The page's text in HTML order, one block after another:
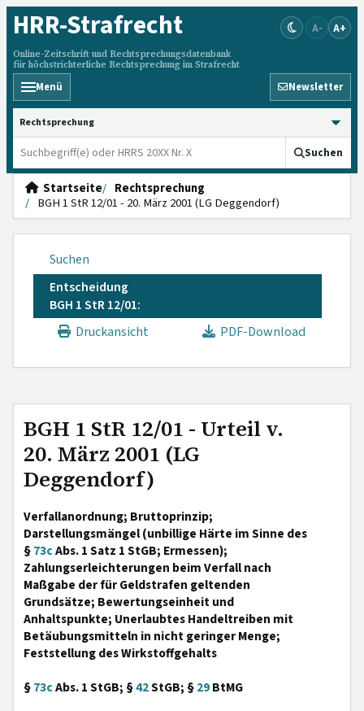
HRR-Strafrecht
Online-Zeitschrift und Rechtsprechungsdatenbank
für höchstrichterliche Rechtsprechung im Strafrecht
A- A+
Menü Newsletter
HRRS durchsuchen
Suchen
Startseite
Rechtsprechung
BGH 1 StR 12/01 - 20. März 2001 (LG Deggendorf)
Suchen
Entscheidung
BGH 1 StR 12/01:
Druckansicht
PDF-Download
BGH 1 StR 12/01 - Urteil v.
20. März 2001 (LG
Deggendorf)
Verfallanordnung; Bruttoprinzip;
Darstellungsmängel (unbillige Härte im Sinne des
§73cAbs. 1 Satz 1 StGB; Ermessen);
Zahlungserleichterungen beim Verfall nach
Maßgabe der für Geldstrafen geltenden
Grundsätze; Bewertungseinheit und
Anhaltspunkte; Unerlaubtes Handeltreiben mit
Betäubungsmitteln in nicht geringer Menge;
Feststellung des Wirkstoffgehalts
§73cAbs. 1 StGB; §42StGB; §29BtMG